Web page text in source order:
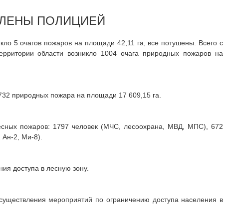
ПОЛИЦИЕЙ
5 очагов пожаров на площади 42,11 га, все потушены. Всего с
области возникло 1004 очага природных пожаров на
природных пожара на площади 17 609,15 га.
пожаров: 1797 человек (МЧС, лесоохрана, МВД, МПС), 672
Ан-2, Ми-8).
доступа в лесную зону.
мероприятий по ограничению доступа населения в